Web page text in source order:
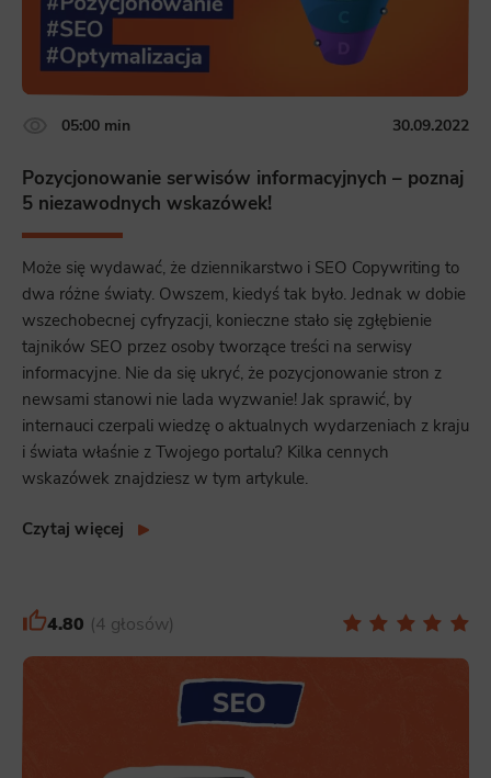
05:00 min 30.09.2022
Pozycjonowanie serwisów informacyjnych – poznaj
5 niezawodnych wskazówek!
Może się wydawać, że dziennikarstwo i SEO Copywriting to
dwa różne światy. Owszem, kiedyś tak było. Jednak w dobie
wszechobecnej cyfryzacji, konieczne stało się zgłębienie
tajników SEO przez osoby tworzące treści na serwisy
informacyjne. Nie da się ukryć, że pozycjonowanie stron z
newsami stanowi nie lada wyzwanie! Jak sprawić, by
internauci czerpali wiedzę o aktualnych wydarzeniach z kraju
i świata właśnie z Twojego portalu? Kilka cennych
wskazówek znajdziesz w tym artykule.
Czytaj więcej
4.80 4 głosów